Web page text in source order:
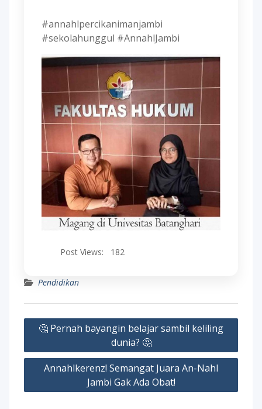
#annahlpercikanimanjambi
#sekolahunggul #AnnahlJambi
Post Views: 182
Pendidikan
Post
navigation
🤔 Pernah bayangin belajar sambil keliling
dunia? 🤔
Annahlkerenz! Semangat Juara An-Nahl
Jambi Gak Ada Obat!